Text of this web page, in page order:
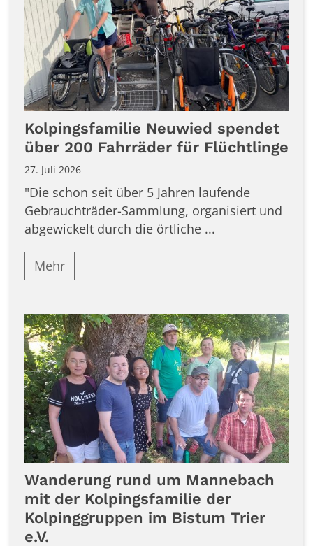
Kolpingsfamilie Neuwied spendet
über 200 Fahrräder für Flüchtlinge
27. Juli 2026
"Die schon seit über 5 Jahren laufende
Gebrauchträder-Sammlung, organisiert und
abgewickelt durch die örtliche ...
Mehr
Wanderung rund um Mannebach
mit der Kolpingsfamilie der
Kolpinggruppen im Bistum Trier
e.V.